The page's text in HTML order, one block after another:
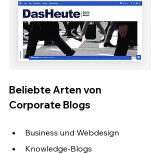
Beliebte Arten von
Corporate Blogs
Business und Webdesign
Knowledge-Blogs